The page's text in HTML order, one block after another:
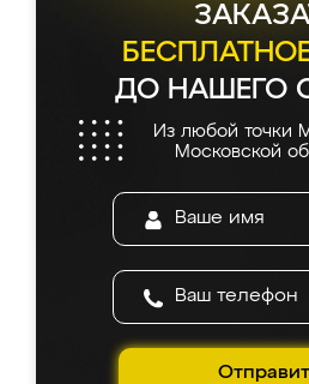
ДО НАШЕГО
Из любой точки
Московской